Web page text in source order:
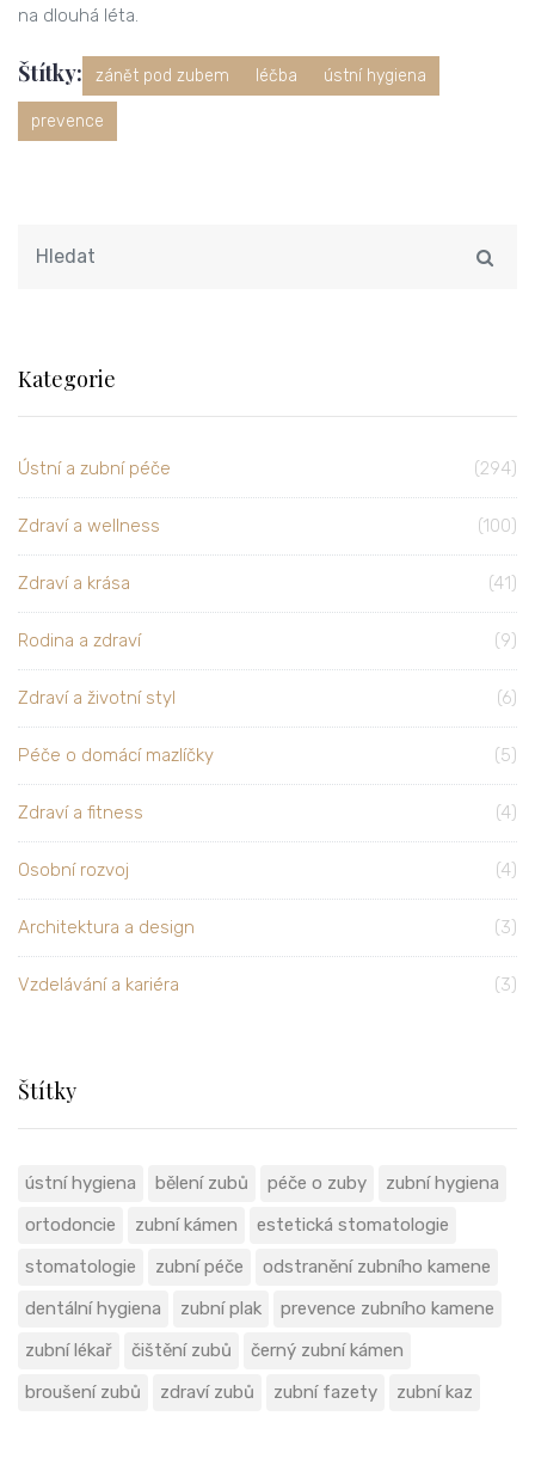
na dlouhá léta.
Štítky: zánět pod zubem léčba ústní hygiena
prevence
Kategorie
Ústní a zubní péče (294)
Zdraví a wellness (100)
Zdraví a krása (41)
Rodina a zdraví (9)
Zdraví a životní styl (6)
Péče o domácí mazlíčky (5)
Zdraví a fitness (4)
Osobní rozvoj (4)
Architektura a design (3)
Vzdelávání a kariéra (3)
Štítky
ústní hygiena bělení zubů péče o zuby
zubní hygiena
ortodoncie
zubní kámen
estetická stomatologie
stomatologie
zubní péče
odstranění zubního kamene
dentální hygiena
zubní plak
prevence zubního kamene
zubní lékař
čištění zubů
černý zubní kámen
broušení zubů
zdraví zubů zubní fazety zubní kaz